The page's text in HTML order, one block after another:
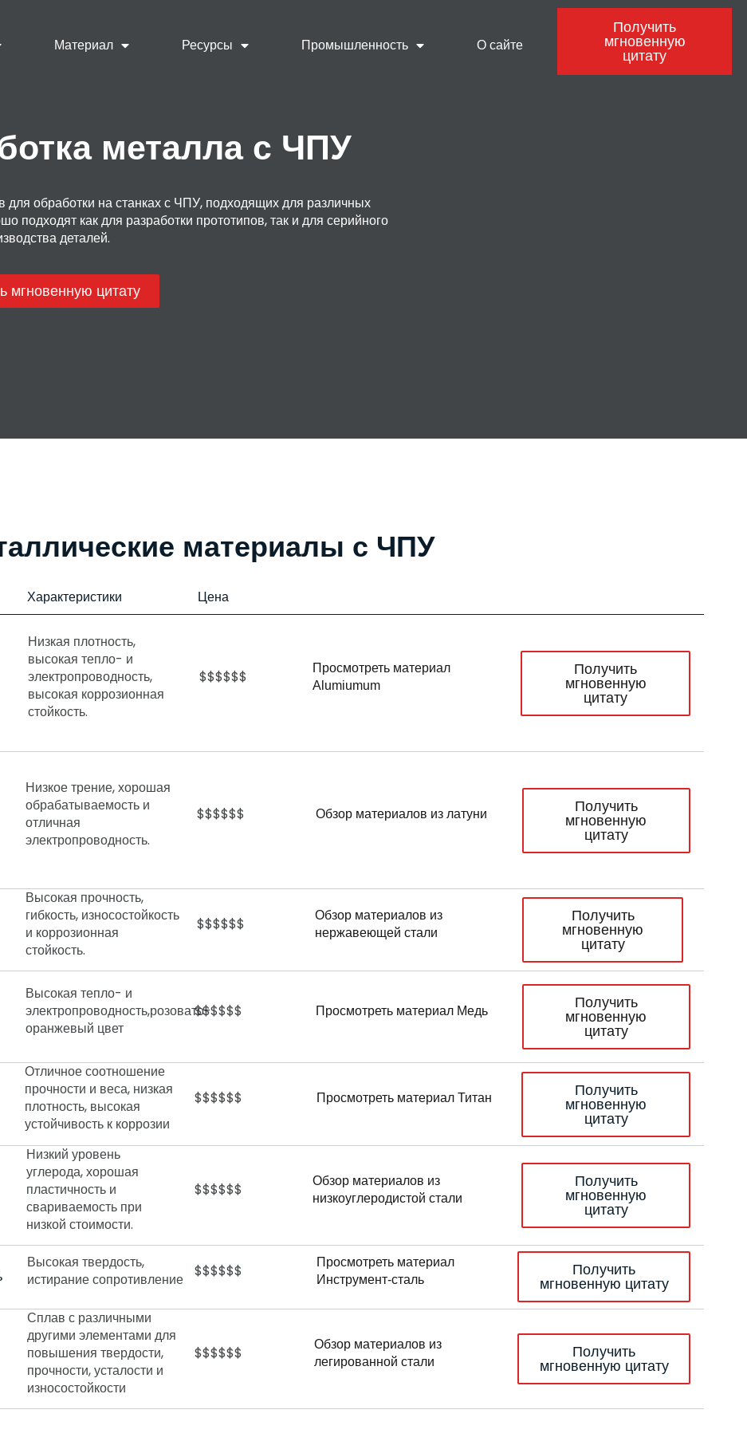
Материал Ресурсы Промышленность О сайте
Получить
мгновенную
цитату
металла с ЧПУ
обработки на станках с ЧПУ, подходящих для различных
как для разработки прототипов, так и для серийного
деталей.
мгновенную цитату
материалы с ЧПУ
Характеристики Цена
Низкая плотность,
высокая тепло- и
электропроводность,
высокая коррозионная
стойкость.
$$$$$$
Просмотреть материал
Alumiumum
Получить
мгновенную
цитату
Низкое трение, хорошая
обрабатываемость и
отличная
электропроводность.
$$$$$$ Обзор материалов из латуни Получить
мгновенную
цитату
Высокая прочность,
гибкость, износостойкость
и коррозионная
стойкость.
$$$$$$
Обзор материалов из
нержавеющей стали
Получить
мгновенную
цитату
Высокая тепло- и
электропроводность,розовато-
оранжевый цвет
$$$$$$ Просмотреть материал Медь Получить
мгновенную
цитату
Отличное соотношение
прочности и веса, низкая
плотность, высокая
устойчивость к коррозии
$$$$$$ Просмотреть материал Титан Получить
мгновенную
цитату
Низкий уровень
углерода, хорошая
пластичность и
свариваемость при
низкой стоимости.
$$$$$$
Обзор материалов из
низкоуглеродистой стали
Получить
мгновенную
цитату
Высокая твердость,
истираниесопротивление $$$$$$
Просмотреть материал
Инструмент-сталь
Получить
мгновенную цитату
Сплав с различными
другими элементами для
повышения твердости,
прочности, усталости и
износостойкости
$$$$$$
Обзор материалов из
легированной стали
Получить
мгновенную цитату